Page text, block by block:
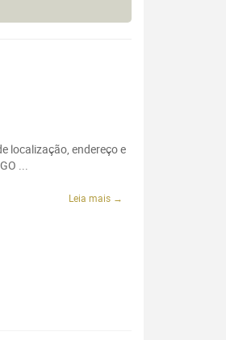
localização, endereço e
...
Leia mais →